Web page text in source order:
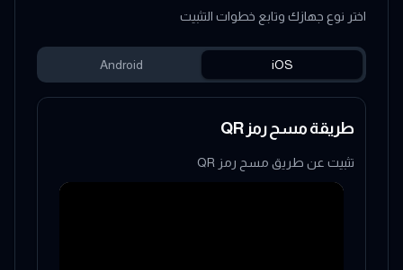
اختر نوع جهازك وتابع خطوات التثبيت
iOS
Android
طريقة مسح رمز QR
تثبيت عن طريق مسح رمز QR